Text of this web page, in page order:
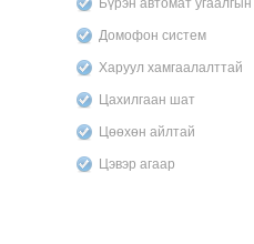
Бүрэн автомат
Домофон систем
Харуул хамгаалалттай
Цахилгаан шат
Цөөхөн айлтай
Цэвэр агаар